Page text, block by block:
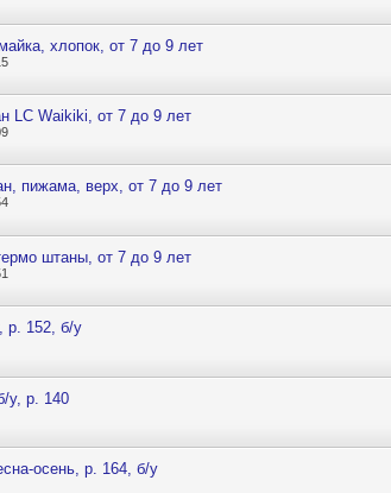
хлопок, от 7 до 9 лет
LC Waikiki, от 7 до 9 лет
пижама, верх, от 7 до 9 лет
штаны, от 7 до 9 лет
р. 152, б/у
у, р. 140
осень, р. 164, б/у